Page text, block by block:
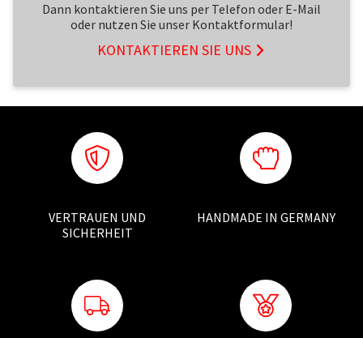
Dann kontaktieren Sie uns per Telefon oder E-Mail
oder nutzen Sie unser Kontaktformular!
KONTAKTIEREN SIE UNS
VERTRAUEN UND
SICHERHEIT
HANDMADE IN GERMANY